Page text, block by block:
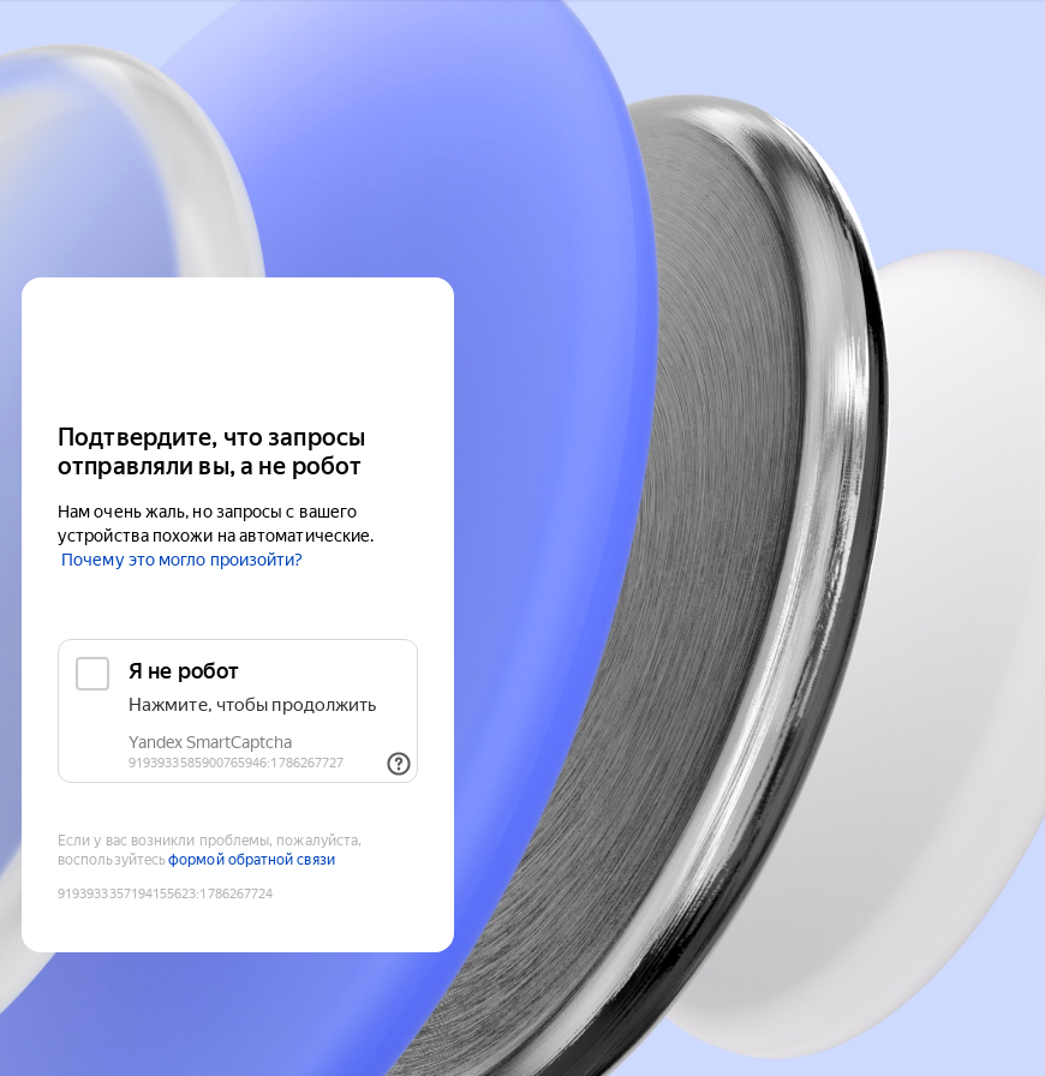
Подтвердите, что запросы
отправляли вы, а не робот
Нам очень жаль, но запросы с вашего
устройства похожи на автоматические.
Почему это могло произойти?
Если у вас возникли проблемы, пожалуйста,
воспользуйтесьформой обратной связи
9193933357194155623:1786267724